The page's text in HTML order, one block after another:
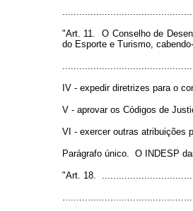
"Art. 11. O Conselho de
do Esporte e Turismo,
IV - expedir diretrizes para o
V - aprovar os Códigos de
VI - exercer outras atribuições
Parágrafo único. O INDESP
"Art. 18.